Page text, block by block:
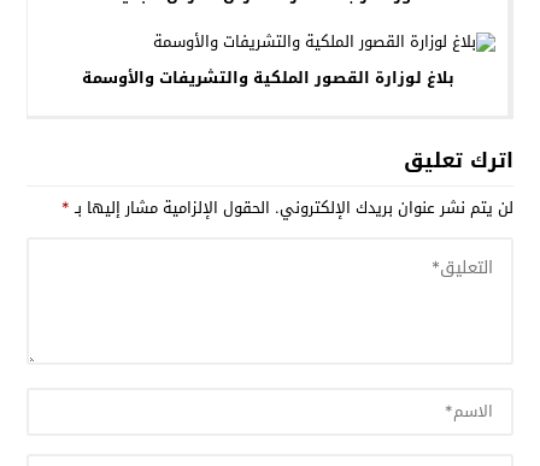
بلاغ لوزارة القصور الملكية والتشريفات والأوسمة
اترك تعليق
لن يتم نشر عنوان بريدك الإلكتروني. الحقول الإلزامية مشار إليها بـ*